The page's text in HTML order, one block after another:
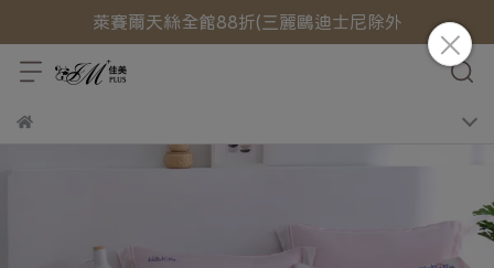
萊賽爾天絲全館88折(三麗鷗迪士尼除外